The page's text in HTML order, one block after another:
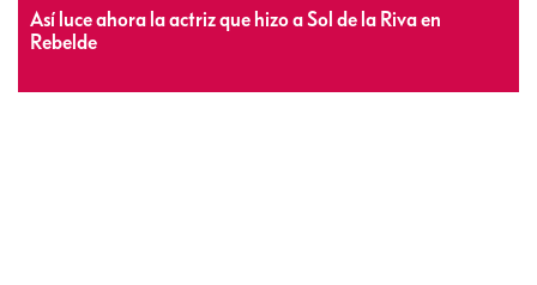
Así luce ahora la actriz que hizo a Sol de la Riva en
Rebelde